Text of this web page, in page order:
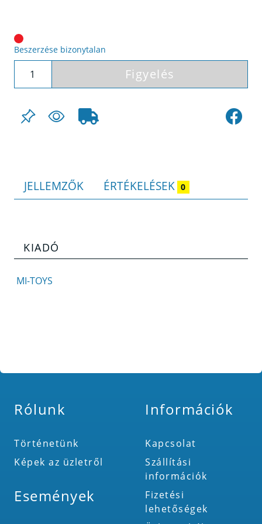
Beszerzése bizonytalan
Figyelés
JELLEMZŐK ÉRTÉKELÉSEK 0
KIADÓ
MI-TOYS
Rólunk
Történetünk
Képek az üzletről
Események
Információk
Kapcsolat
Szállítási
információk
Fizetési
lehetőségek